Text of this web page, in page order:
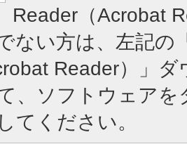
Reader（Acrobat
ない方は、左記の
Reader）」
、ソフトウェア
てください。